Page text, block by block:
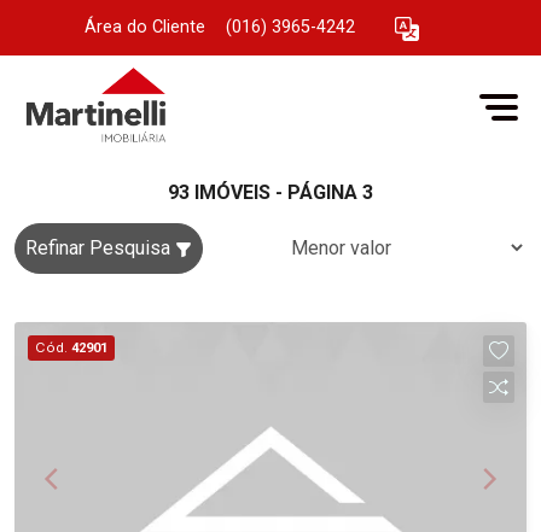
Área do Cliente (016) 3965-4242
93 IMÓVEIS - PÁGINA 3
Refinar Pesquisa
Cód. 42901